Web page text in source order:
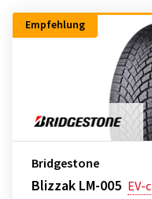
Empfehlung
Bridgestone
Blizzak LM-005 EV-c